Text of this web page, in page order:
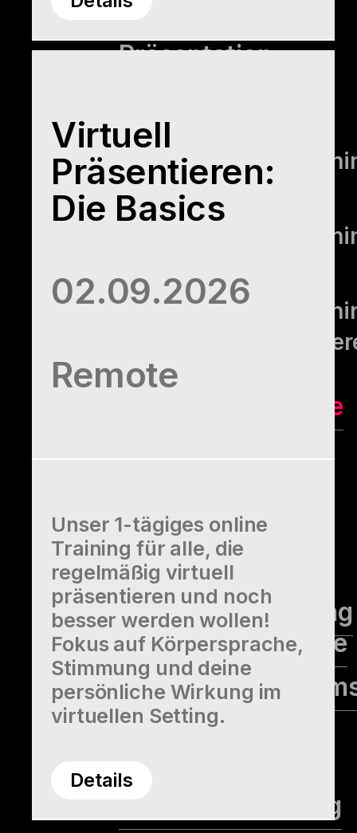
Präsentation
Präsentation
– Basics
– virtuell
Termine für offene
Alle Coaching
Angebote
Business-Coaching
für Führungskräfte
Coaching für
Empowerment-
Karriere-Coaching
Virtuell
Präsentieren:
Die Basics
02.09.2026
Remote
Unser 1-tägiges online
Training für alle, die
regelmäßig virtuell
präsentieren und noch
besser werden wollen!
Fokus auf Körpersprache,
Stimmung und deine
persönliche Wirkung im
virtuellen Setting.
Details